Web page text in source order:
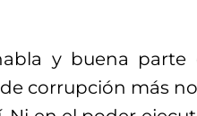
y buena parte
corrupción más